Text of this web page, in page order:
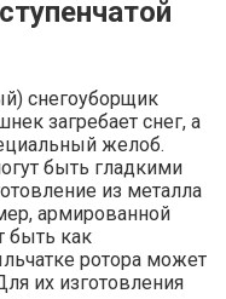
снегоуборщик
загребает снег, а
желоб.
быть гладкими
из металла
армированной
быть как
ротора может
их изготовления